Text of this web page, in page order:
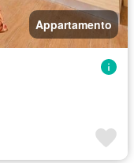
Appartamento